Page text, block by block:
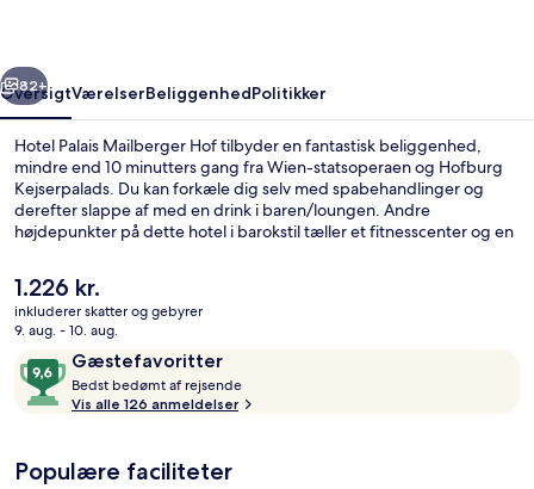
Næste
82+
OversigtVærelserBeliggenhedPolitikker
Hotel Palais Mailberger Hof tilbyder en fantastisk beliggenhed,
mindre end 10 minutters gang fra Wien-statsoperaen og Hofburg
Kejserpalads. Du kan forkæle dig selv med spabehandlinger og
derefter slappe af med en drink i baren/loungen. Andre
højdepunkter på dette hotel i barokstil tæller et fitnesscenter og en
Schwarzenbergplatz Station ligger 5 minutter væk og Oper-
Karlsplatz Sporvognsstation ligger 6 minutter derfra.
Den
nuværende
pris
1.226 kr.
1.226 kr.
inkluderer skatter og gebyrer
9. aug. - 10. aug.
AnmeldelserGæstefavoritter
9,6
ud
af
Gæstefavoritter
Bedst bedømt af rejsende
e
Vis alle 126 anmeldelser
Populære faciliteter